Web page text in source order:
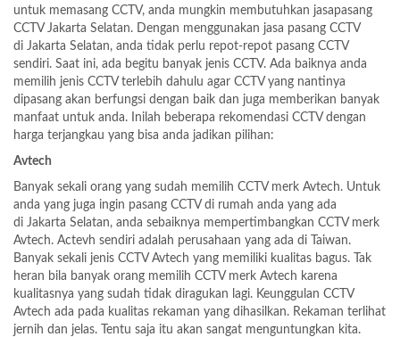
untuk memasang CCTV, anda mungkin membutuhkan jasapasang
CCTV Jakarta Selatan. Dengan menggunakan jasa pasang CCTV
di Jakarta Selatan, anda tidak perlu repot-repot pasang CCTV
sendiri. Saat ini, ada begitu banyak jenis CCTV. Ada baiknya anda
memilih jenis CCTV terlebih dahulu agar CCTV yang nantinya
dipasang akan berfungsi dengan baik dan juga memberikan banyak
manfaat untuk anda. Inilah beberapa rekomendasi CCTV dengan
harga terjangkau yang bisa anda jadikan pilihan:
Avtech
Banyak sekali orang yang sudah memilih CCTV merk Avtech. Untuk
anda yang juga ingin pasang CCTV di rumah anda yang ada
di Jakarta Selatan, anda sebaiknya mempertimbangkan CCTV merk
Avtech. Actevh sendiri adalah perusahaan yang ada di Taiwan.
Banyak sekali jenis CCTV Avtech yang memiliki kualitas bagus. Tak
heran bila banyak orang memilih CCTV merk Avtech karena
kualitasnya yang sudah tidak diragukan lagi. Keunggulan CCTV
Avtech ada pada kualitas rekaman yang dihasilkan. Rekaman terlihat
jernih dan jelas. Tentu saja itu akan sangat menguntungkan kita.